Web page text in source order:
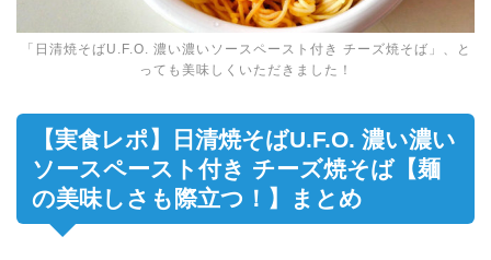
「日清焼そばU.F.O. 濃い濃いソースペースト付き チーズ焼そば」、と
っても美味しくいただきました！
【実食レポ】日清焼そばU.F.O. 濃い濃い
ソースペースト付き チーズ焼そば【麺
の美味しさも際立つ！】まとめ